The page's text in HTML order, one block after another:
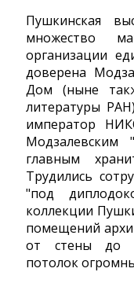
Пушкинская
множество
организации
доверена
Дом (ныне
литературы
император
главным
Трудились
"под
коллекции
помещений
от стены до
потолок